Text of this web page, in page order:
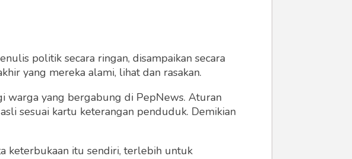
politik secara ringan, disampaikan secara
yang mereka alami, lihat dan rasakan.
warga yang bergabung di PepNews. Aturan
sesuai kartu keterangan penduduk. Demikian
keterbukaan itu sendiri, terlebih untuk